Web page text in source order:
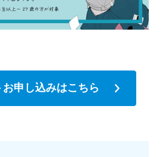
お申し込みはこちら